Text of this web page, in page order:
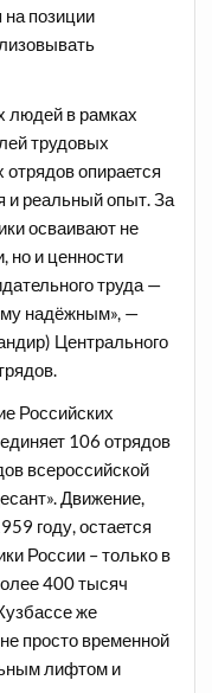
на позиции
людей в рамках
трудовых
отрядов опирается
и реальный опыт. За
осваивают не
но и ценности
труда —
надёжным», —
Центрального
Российских
106 отрядов
всероссийской
Движение,
году, остается
России – только в
400 тысяч
же
просто временной
лифтом и